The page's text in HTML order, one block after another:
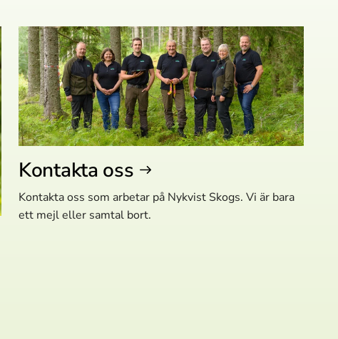
Kontakta oss
Kontakta oss som arbetar på Nykvist Skogs. Vi är bara
ett mejl eller samtal bort.